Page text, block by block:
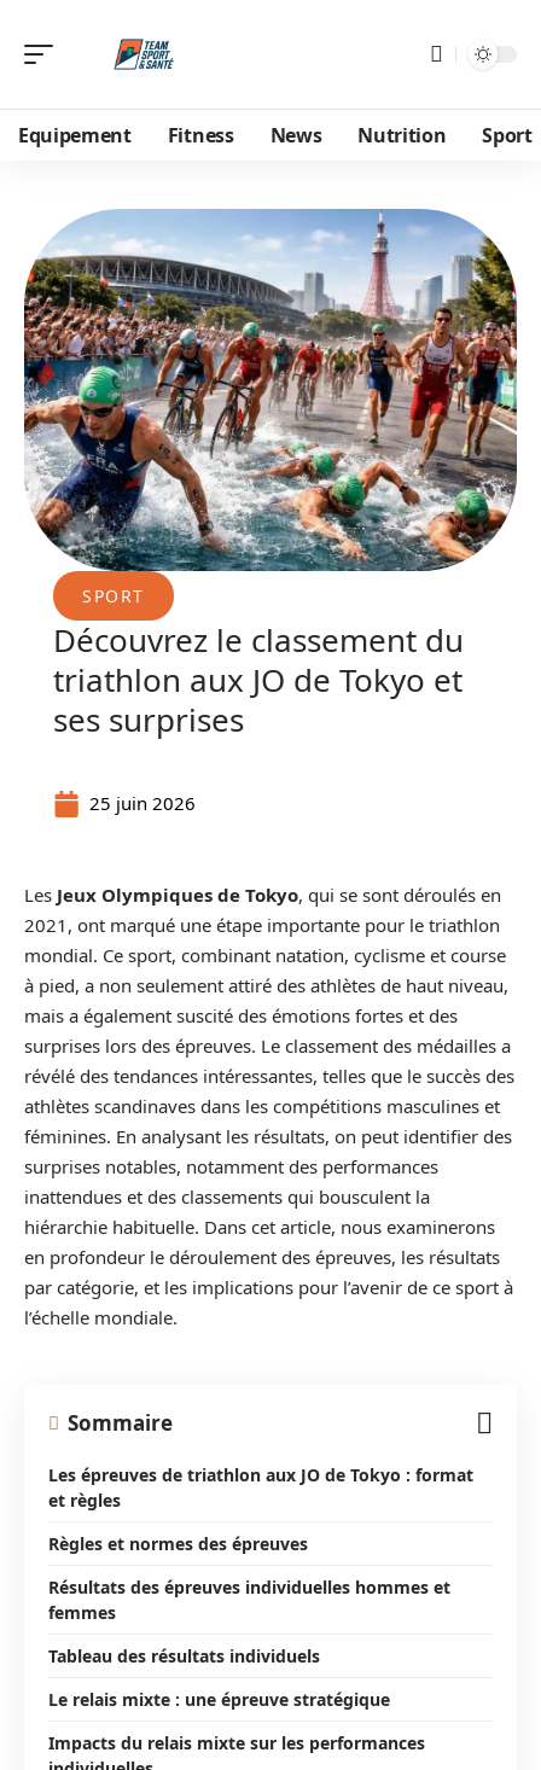
Equipement Fitness News Nutrition Sport
SPORT
Découvrez le classement du
triathlon aux JO de Tokyo et
ses surprises
25 juin 2026
Les Jeux Olympiques de Tokyo, qui se sont déroulés en
2021, ont marqué une étape importante pour le triathlon
mondial. Ce sport, combinant natation, cyclisme et course
à pied, a non seulement attiré des athlètes de haut niveau,
mais a également suscité des émotions fortes et des
surprises lors des épreuves. Le classement des médailles a
révélé des tendances intéressantes, telles que le succès des
athlètes scandinaves dans les compétitions masculines et
féminines. En analysant les résultats, on peut identifier des
surprises notables, notamment des performances
inattendues et des classements qui bousculent la
hiérarchie habituelle. Dans cet article, nous examinerons
en profondeur le déroulement des épreuves, les résultats
par catégorie, et les implications pour l’avenir de ce sport à
l’échelle mondiale.
Sommaire
Les épreuves de triathlon aux JO de Tokyo : format
et règles
Règles et normes des épreuves
Résultats des épreuves individuelles hommes et
femmes
Tableau des résultats individuels
Le relais mixte : une épreuve stratégique
Impacts du relais mixte sur les performances